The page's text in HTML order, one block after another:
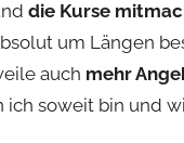
die Kurse
um Längen
auch mehr
soweit bin und